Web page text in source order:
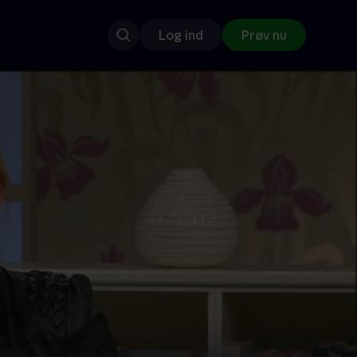
Log ind Prøv nu